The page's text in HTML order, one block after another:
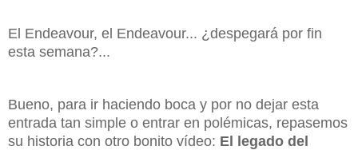
El Endeavour, el Endeavour... ¿despegará por fin
esta semana?...
Bueno, para ir haciendo boca y por no dejar esta
entrada tan simple o entrar en polémicas, repasemos
su historia con otro bonito vídeo: El legado del